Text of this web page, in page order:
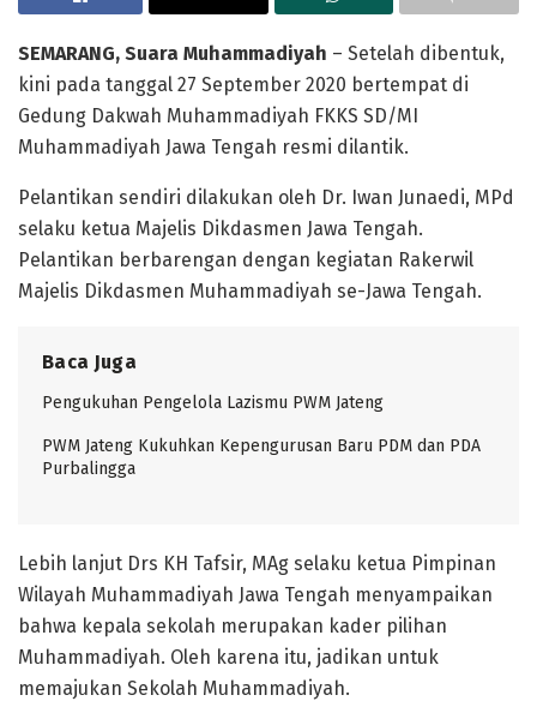
SEMARANG, Suara Muhammadiyah – Setelah dibentuk,
kini pada tanggal 27 September 2020 bertempat di
Gedung Dakwah Muhammadiyah FKKS SD/MI
Muhammadiyah Jawa Tengah resmi dilantik.
Pelantikan sendiri dilakukan oleh Dr. Iwan Junaedi, MPd
selaku ketua Majelis Dikdasmen Jawa Tengah.
Pelantikan berbarengan dengan kegiatan Rakerwil
Majelis Dikdasmen Muhammadiyah se-Jawa Tengah.
Baca Juga
Pengukuhan Pengelola Lazismu PWM Jateng
PWM Jateng Kukuhkan Kepengurusan Baru PDM dan PDA
Purbalingga
Lebih lanjut Drs KH Tafsir, MAg selaku ketua Pimpinan
Wilayah Muhammadiyah Jawa Tengah menyampaikan
bahwa kepala sekolah merupakan kader pilihan
Muhammadiyah. Oleh karena itu, jadikan untuk
memajukan Sekolah Muhammadiyah.